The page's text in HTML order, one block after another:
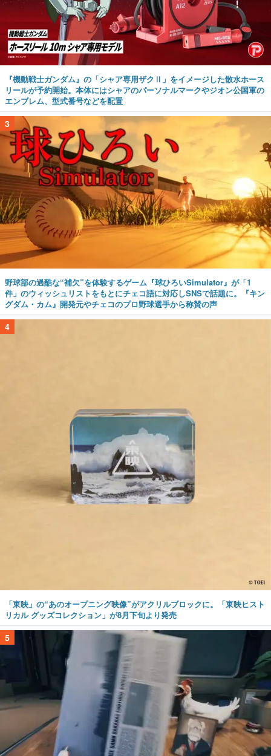
『機動戦士ガンダム』の「シャア専用ザクⅡ」をイメージした散水ホース
リールが予約開始。本体にはシャアのパーソナルマークやジオン公国軍の
エンブレム、型式番号などを配置
3
野球部の過酷な“補欠”を体験するゲーム『球ひろいSimulator』が「1
件」のウィッシュリストをもとにチェコ語に対応しSNSで話題に。『キン
グダム・カム』開発元やチェコのプロ野球選手から称賛の声
4
「東映」の“あのオープニング映像”がアクリルブロックに。「東映ヒスト
リカル グッズコレクション」が8月下旬より発売
5